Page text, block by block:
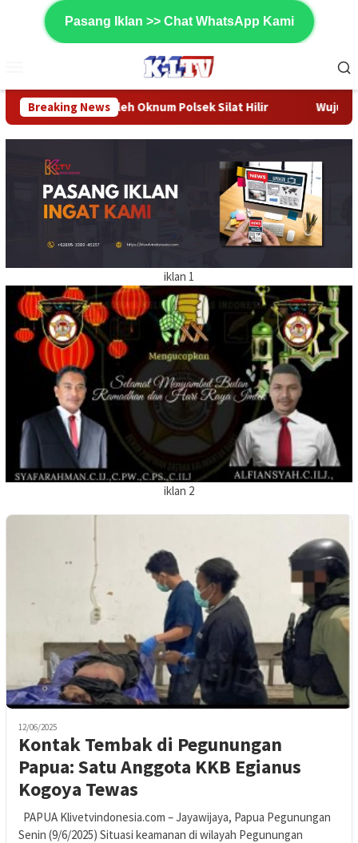
Pasang Iklan >> Chat WhatsApp Kami
Mobile
Breaking News
Oknum Polsek Silat Hilir Wujud Kepedulian Sosial,
iklan 1
iklan 2
12/06/2025
Kontak Tembak di Pegunungan
Papua: Satu Anggota KKB Egianus
Kogoya Tewas
PAPUA Klivetvindonesia.com – Jayawijaya, Papua Pegunungan
Senin (9/6/2025) Situasi keamanan di wilayah Pegunungan